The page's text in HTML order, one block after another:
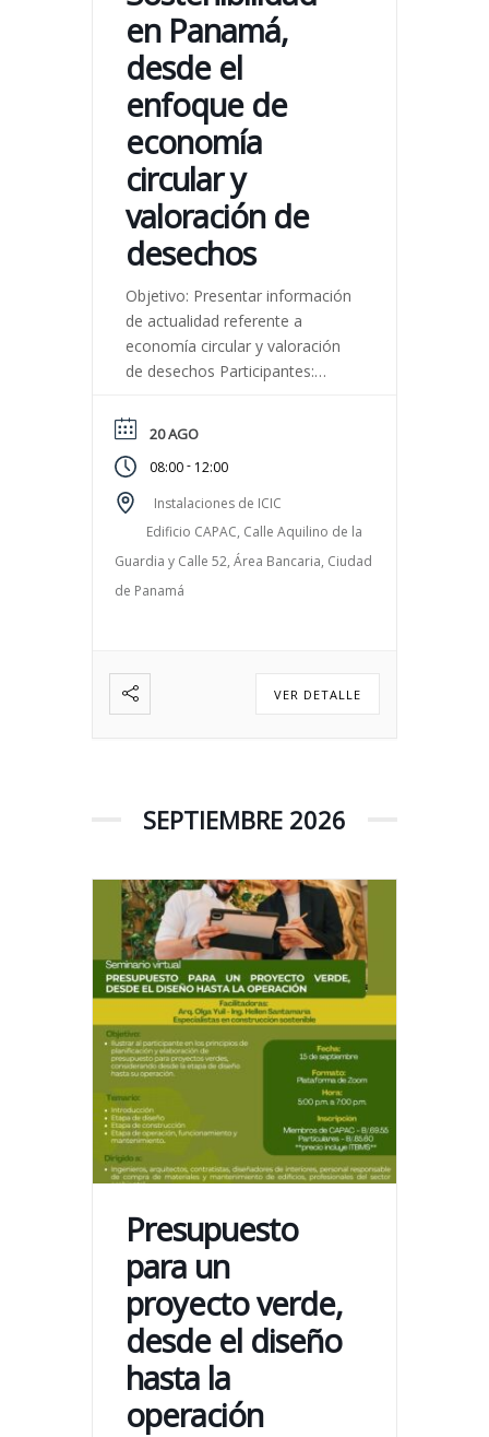
en Panamá,
desde el
enfoque de
economía
circular y
valoración de
desechos
Objetivo: Presentar información
de actualidad referente a
economía circular y valoración
de desechos Participantes:
promotores, profesionales del
sector ambiental, gestores
ambientales, público interesado
Inversión: Miembros de CAPAC
– B/.37.45 Particulares –
B/.42.80 (el costo incluye
refrigerio e ITBMS). Fecha: 20
de agosto de 2026 Horario:
20 AGO
08:00- 12:00
Instalaciones de ICIC
Edificio CAPAC, Calle Aquilino de la
Guardia y Calle 52, Área Bancaria, Ciudad
de Panamá
VER DETALLE
SEPTIEMBRE 2026
Presupuesto
para un
proyecto verde,
desde el diseño
hasta la
operación